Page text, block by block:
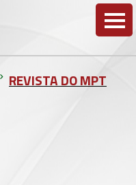
REVISTA DO MPT